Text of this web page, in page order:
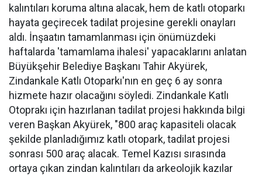
kalıntıları koruma altına alacak, hem de katlı otoparkı
hayata geçirecek tadilat projesine gerekli onayları
aldı. İnşaatın tamamlanması için önümüzdeki
haftalarda 'tamamlama ihalesi' yapacaklarını anlatan
Büyükşehir Belediye Başkanı Tahir Akyürek,
Zindankale Katlı Otoparkı'nın en geç 6 ay sonra
hizmete hazır olacağını söyledi. Zindankale Katlı
Otoprakı için hazırlanan tadilat projesi hakkında bilgi
veren Başkan Akyürek, "800 araç kapasiteli olacak
şekilde planladığımız katlı otopark, tadilat projesi
sonrası 500 araç alacak. Temel Kazısı sırasında
ortaya çıkan zindan kalıntıları da arkeolojik kazılar